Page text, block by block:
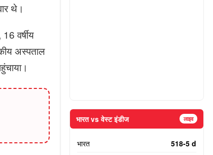
थे।
वर्षीय
अस्पताल
भारत vs वेस्ट इंडीज लाइव
भारत
518-5 d